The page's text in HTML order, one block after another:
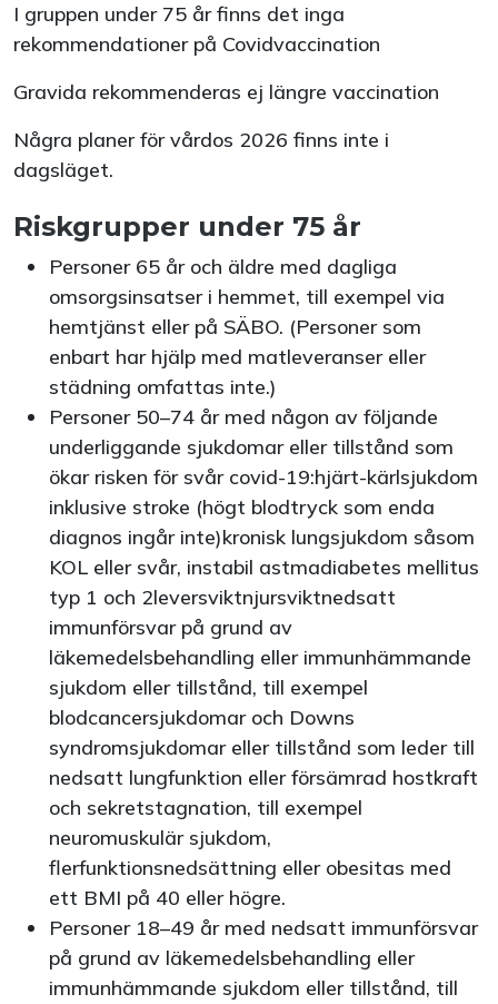
I gruppen under 75 år finns det inga
rekommendationer på Covidvaccination
Gravida rekommenderas ej längre vaccination
Några planer för vårdos 2026 finns inte i
dagsläget.
Riskgrupper under 75 år
Personer 65 år och äldre med dagliga
omsorgsinsatser i hemmet, till exempel via
hemtjänst eller på SÄBO. (Personer som
enbart har hjälp med matleveranser eller
städning omfattas inte.)
Personer 50–74 år med någon av följande
underliggande sjukdomar eller tillstånd som
ökar risken för svår covid-19:hjärt-kärlsjukdom
inklusive stroke (högt blodtryck som enda
diagnos ingår inte)kronisk lungsjukdom såsom
KOL eller svår, instabil astmadiabetes mellitus
typ 1 och 2leversviktnjursviktnedsatt
immunförsvar på grund av
läkemedelsbehandling eller immunhämmande
sjukdom eller tillstånd, till exempel
blodcancersjukdomar och Downs
syndromsjukdomar eller tillstånd som leder till
nedsatt lungfunktion eller försämrad hostkraft
och sekretstagnation, till exempel
neuromuskulär sjukdom,
flerfunktionsnedsättning eller obesitas med
ett BMI på 40 eller högre.
Personer 18–49 år med nedsatt immunförsvar
på grund av läkemedelsbehandling eller
immunhämmande sjukdom eller tillstånd, till